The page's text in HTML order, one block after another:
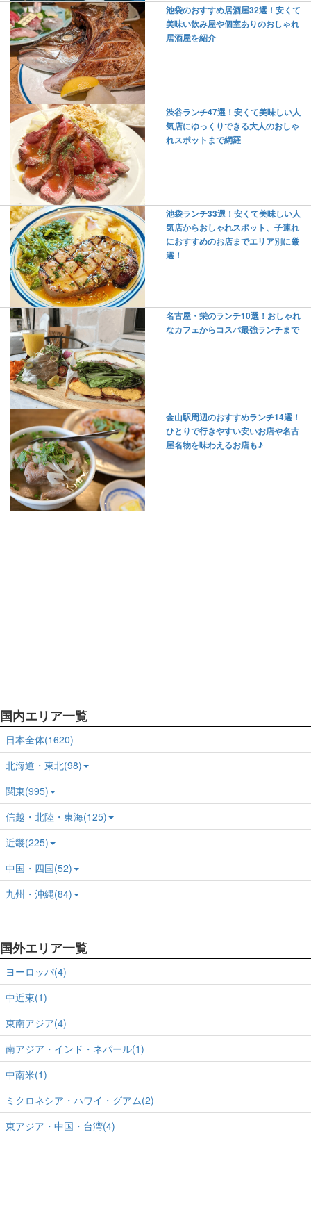
池袋のおすすめ居酒屋32選！安くて
美味い飲み屋や個室ありのおしゃれ
居酒屋を紹介
渋谷ランチ47選！安くて美味しい人
気店にゆっくりできる大人のおしゃ
れスポットまで網羅
池袋ランチ33選！安くて美味しい人
気店からおしゃれスポット、子連れ
におすすめのお店までエリア別に厳
選！
名古屋・栄のランチ10選！おしゃれ
なカフェからコスパ最強ランチまで
金山駅周辺のおすすめランチ14選！
ひとりで行きやすい安いお店や名古
屋名物を味わえるお店も♪
国内エリア一覧
日本全体(1620)
北海道・東北(98)
関東(995)
信越・北陸・東海(125)
近畿(225)
中国・四国(52)
九州・沖縄(84)
国外エリア一覧
ヨーロッパ(4)
中近東(1)
東南アジア(4)
南アジア・インド・ネパール(1)
中南米(1)
ミクロネシア・ハワイ・グアム(2)
東アジア・中国・台湾(4)